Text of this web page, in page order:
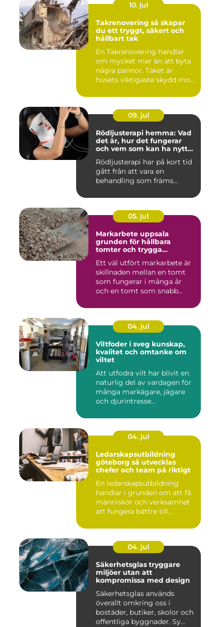
10. jul
Takrenovering så skapar
du ett tryggt, säkert och
hållbart tak
En Takrenovering handlar
om mycket mer än att byta
några pannor. Taket är
husets viktigaste skydd mo...
09. jul
Rödljusterapi hemma: Vad
det är, hur det fungerar
och vem som kan ha nytta
Rödljusterapi har på kort tid
gått från att vara en
behandling som främs...
05. jul
Markarbete uppsala
grunden för hållbara
tomter och trygga
Ett väl utfört markarbete är
skillnaden mellan en tomt
som fungerar i många år
och en tomt som snabb...
04. jul
Viltfoder i sveg kunskap,
kvalitet och omtanke om
viltet
Att utfodra vilt har blivit en
naturlig del av vardagen för
många markägare, jägare
och djurintresse...
04. jul
Ledarskapsutbildning
göteborg så utvecklas
chefer och team på riktigt
En ledarskapsutbildning
handlar i grunden om att få
människor och verksamhet
att fungera bättre till...
04. jul
Säkerhetsglas tryggare
miljöer utan att
kompromissa med design
Säkerhetsglas används
överallt omkring oss i
bostäder, butiker, skolor och
offentliga byggnader. Sy...